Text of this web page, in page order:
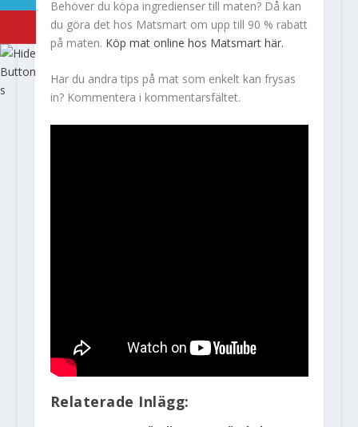
Behöver du köpa ingredienser till maten? Då kan
du göra det hos Matsmart om upp till 90 % rabatt
på maten. Köp mat online hos Matsmart här.
Har du andra tips på mat som enkelt kan frysas
in? Kommentera i kommentarsfältet.
Relaterade Inlägg: